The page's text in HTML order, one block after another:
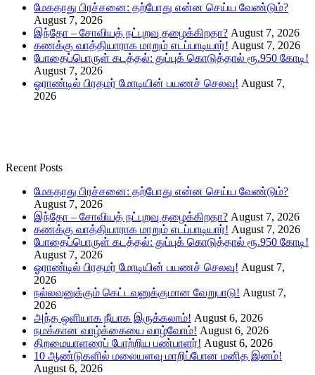
மேகதாது பிரச்சனை: தற்போது என்ன செய்ய வேண்டும்?
August 7, 2026
இந்தோ – சோவியத் நட்புறவு தழைக்கிறதா? August 7, 2026
கணக்கு வாத்தியாராக மாறும் எடப்பாடியார்! August 7, 2026
போதைப்பொருள் கடத்தல்: துப்புக் கொடுத்தால் ரூ.950 கோடி!
August 7, 2026
ஓராண்டில் பிரதமர் மோடியின் பயணச் செலவு! August 7,
2026
Recent Posts
மேகதாது பிரச்சனை: தற்போது என்ன செய்ய வேண்டும்?
August 7, 2026
இந்தோ – சோவியத் நட்புறவு தழைக்கிறதா? August 7, 2026
கணக்கு வாத்தியாராக மாறும் எடப்பாடியார்! August 7, 2026
போதைப்பொருள் கடத்தல்: துப்புக் கொடுத்தால் ரூ.950 கோடி!
August 7, 2026
ஓராண்டில் பிரதமர் மோடியின் பயணச் செலவு! August 7,
2026
நல்லவனுக்கும் கெட்டவனுக்குமான வேறுபாடு! August 7,
2026
அந்த ஒளியாக நீயாக இருக்கலாம்! August 6, 2026
நமக்கான வாழ்க்கையை வாழ்வோம்! August 6, 2026
திறமையாளரைப் போற்றிய பண்பாளர்! August 6, 2026
10 ஆண்டுகளில் மலையளவு மாறிப்போன மனித இனம்!
August 6, 2026